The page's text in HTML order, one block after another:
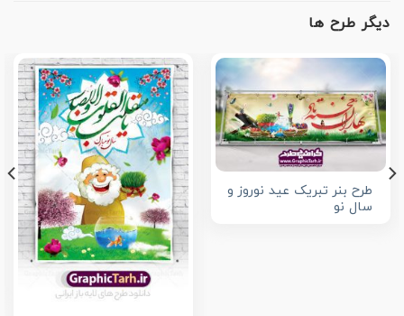
دیگر طرح ها
طرح بنر تبریک عید نوروز و
سال نو